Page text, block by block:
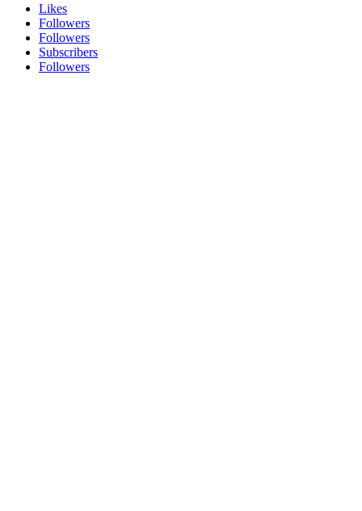
Likes
Followers
Followers
Subscribers
Followers